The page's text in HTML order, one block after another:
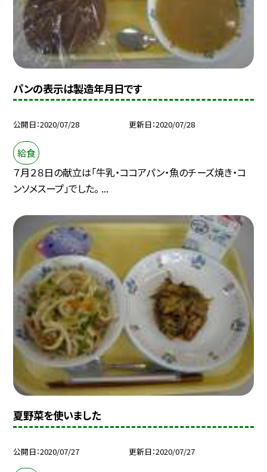
パンの表示は製造年月日です
公開日 2020/07/28 更新日 2020/07/28
給食
７月２８日の献立は「牛乳・ココアパン・魚のチーズ焼き・コ
ンソメスープ」でした。 ...
夏野菜を使いました
公開日 2020/07/27 更新日 2020/07/27